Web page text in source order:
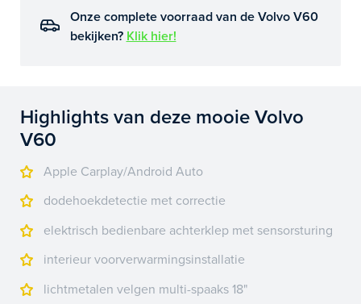
Onze complete voorraad van de Volvo V60
bekijken? Klik hier!
Highlights van deze mooie Volvo
V60
Apple Carplay/Android Auto
dodehoekdetectie met correctie
elektrisch bedienbare achterklep met sensorsturing
interieur voorverwarmingsinstallatie
lichtmetalen velgen multi-spaaks 18"